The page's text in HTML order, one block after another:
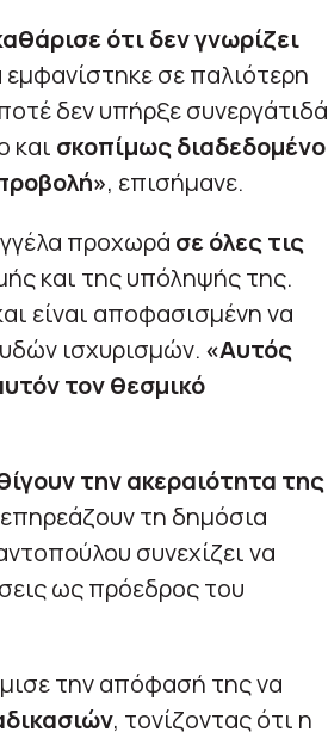
ότι δεν γνωρίζει
εμφανίστηκε σε παλιότερη
δεν υπήρξε συνεργάτιδά
και σκοπίμως διαδεδομένο
, επισήμανε.
προχωρά σε όλες τις
και της υπόληψής της.
είναι αποφασισμένη να
ισχυρισμών. «Αυτός
τον θεσμικό
την ακεραιότητα της
τη δημόσια
συνεχίζει να
ως πρόεδρος του
την απόφασή της να
, τονίζοντας ότι η